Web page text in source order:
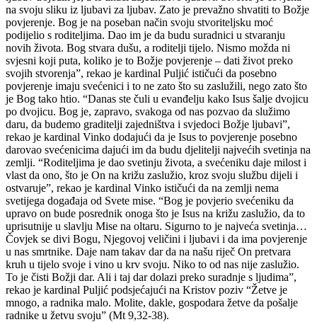
na svoju sliku iz ljubavi za ljubav. Zato je prevažno shvatiti to Božje
povjerenje. Bog je na poseban način svoju stvoriteljsku moć
podijelio s roditeljima. Dao im je da budu suradnici u stvaranju
novih života. Bog stvara dušu, a roditelji tijelo. Nismo možda ni
svjesni koji puta, koliko je to Božje povjerenje – dati život preko
svojih stvorenja”, rekao je kardinal Puljić ističući da posebno
povjerenje imaju svećenici i to ne zato što su zaslužili, nego zato što
je Bog tako htio. “Danas ste čuli u evanđelju kako Isus šalje dvojicu
po dvojicu. Bog je, zapravo, svakoga od nas pozvao da služimo
daru, da budemo graditelji zajedništva i svjedoci Božje ljubavi”,
rekao je kardinal Vinko dodajući da je Isus to povjerenje posebno
darovao svećenicima dajući im da budu djelitelji najvećih svetinja na
zemlji. “Roditeljima je dao svetinju života, a svećeniku daje milost i
vlast da ono, što je On na križu zaslužio, kroz svoju službu dijeli i
ostvaruje”, rekao je kardinal Vinko ističući da na zemlji nema
svetijega događaja od Svete mise. “Bog je povjerio svećeniku da
upravo on bude posrednik onoga što je Isus na križu zaslužio, da to
uprisutnije u slavlju Mise na oltaru. Sigurno to je najveća svetinja…
Čovjek se divi Bogu, Njegovoj veličini i ljubavi i da ima povjerenje
u nas smrtnike. Daje nam takav dar da na našu riječ On pretvara
kruh u tijelo svoje i vino u krv svoju. Niko to od nas nije zaslužio.
To je čisti Božji dar. Ali i taj dar dolazi preko suradnje s ljudima”,
rekao je kardinal Puljić podsjećajući na Kristov poziv “Žetve je
mnogo, a radnika malo. Molite, dakle, gospodara žetve da pošalje
radnike u žetvu svoju” (Mt 9,32-38).